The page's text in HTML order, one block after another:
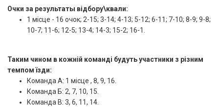
Очки за результаты відбору\квали:
1 місце - 16 очок; 2-15; 3-14; 4-13; 5-12; 6-11; 7-10; 8-9; 9-8;
10-7; 11-6; 12-5; 13-4; 14-3; 15-2; 16-1.
Таким чином в кожній команді будуть участники з різним
темпом їзди:
Команда А: 1 місце , 8, 9, 16.
Команда Б: 2, 7, 10, 15.
Команда В: 3, 6, 11, 14.